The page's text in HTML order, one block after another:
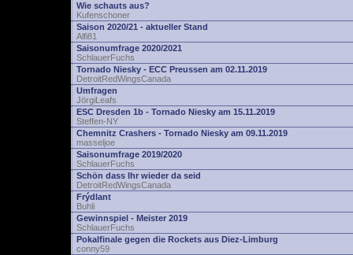
Wie schauts aus?
Kufenschoner
Saison 2020/21 - aktueller Stand
Alfi81
Saisonumfrage 2020/2021
SchlauerFuchs
Tornado Niesky - ECC Preussen am 02.11.2019
DetroitRedWingsCanada
Umfragen
JörgiLeafs
ESC Dresden 1b - Tornado Niesky am 15.11.2019
Steffen-NY
Chemnitz Crashers - Tornado Niesky am 09.11.2019
masseljoe
Saisonumfrage 2019/2020
SchlauerFuchs
Schön dass Ihr wieder da seid
DetroitRedWingsCanada
Frýdlant
Buhli
Gewinnspiel - Meister 2019
SchlauerFuchs
Pokalfinale gegen die Rockets aus Diez-Limburg
conny59